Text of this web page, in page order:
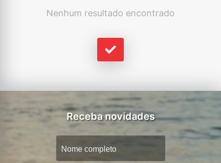
Nenhum resultado encontrado
Receba novidades